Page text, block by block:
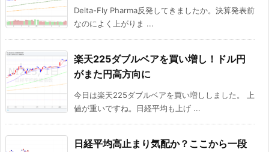
Delta-Fly Pharma反発してきましたか。決算発表前
なのによく上がりま ...
楽天225ダブルベアを買い増し！ドル円
がまた円高方向に
今日は楽天225ダブルベアを買い増ししました。 上
値が重いですね。日経平均も上げ ...
日経平均高止まり気配か？ここから一段